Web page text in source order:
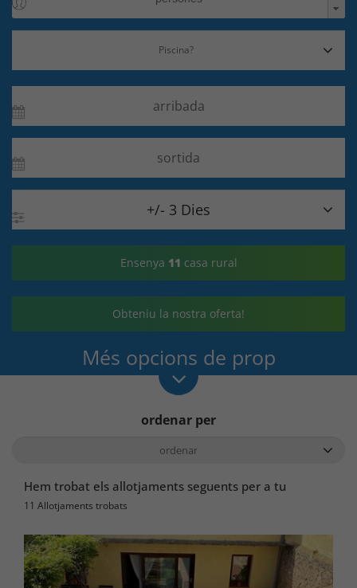
+/- 3 Dies
Ensenya 11 casa rural
Obteniu la nostra oferta!
Més opcions de prop
ordenar per
Hem trobat els allotjaments seguents per a tu
11 Allotjaments trobats